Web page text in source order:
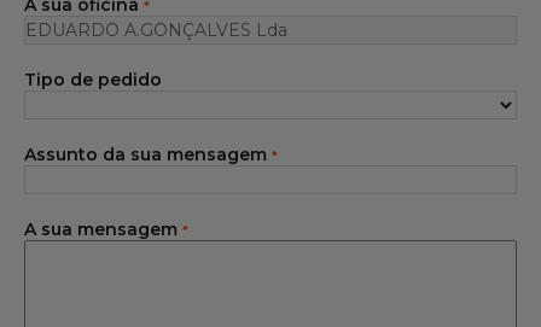
Serviço cliente
Todas as oficinas
Integrar a rede
A sua oficina *
Tipo de pedido
Assunto da sua mensagem *
A sua mensagem *